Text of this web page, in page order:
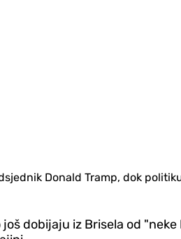
Donald Tramp, dok
dobijaju iz Brisela od